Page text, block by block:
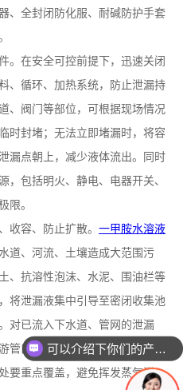
、全封闭防化服、耐碱防护手套
。在安全可控前提下，迅速关闭
、循环、加热系统，防止泄漏持
、阀门等部位，可根据现场情况
时封堵；无法立即堵漏时，将容
漏点朝上，减少液体流出。同时
，包括明火、静电、电器开关、
限。
收容、防止扩散。 一甲胺水溶液
道、河流、土壤造成大范围污
、抗溶性泡沫、水泥、围油栏等
将泄漏液集中引导至密闭收集池
对已流入下水道、管网的泄漏
管口，防止进入水体或形成密闭
要重点覆盖，避免挥发蒸气滞